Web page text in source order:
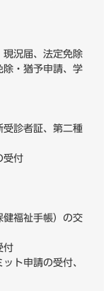
現況届、法定免除
除・猶予申請、学
受診者証、第二種
受付
健福祉手帳）の交
付
ト申請の受付、